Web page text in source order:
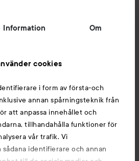
Information Om
cookies
i form av första-och
annan spårningsteknik från
att anpassa innehållet och
tillhandahålla funktioner för
vår trafik. Vi
identifierare och annan
gillar